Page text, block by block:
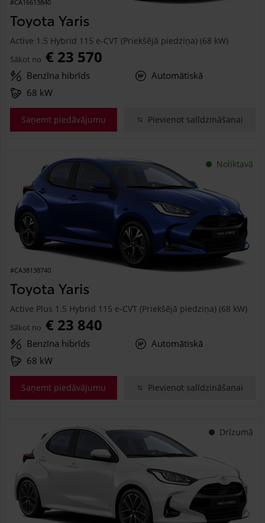
#CA16613840
Toyota Yaris
Active 1.5 Hybrid 115 e-CVT (Priekšējā piedziņa) (68 kW)
Sākot no € 23 570
Benzīna hibrīds
Automātiskā
68 kW
Saņemt piedāvājumu Pievienot salīdzināšanai
Noliktavā
#CA38138740
Toyota Yaris
Active Plus 1.5 Hybrid 115 e-CVT (Priekšējā piedziņa) (68 kW)
Sākot no € 23 840
Benzīna hibrīds
Automātiskā
68 kW
Saņemt piedāvājumu Pievienot salīdzināšanai
Drīzumā